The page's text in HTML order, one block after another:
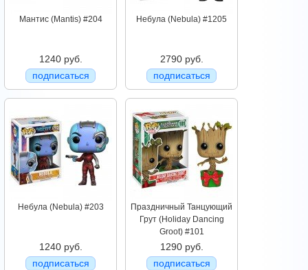
Мантис (Mantis) #204
1240 руб.
подписаться
Небула (Nebula) #1205
2790 руб.
подписаться
Небула (Nebula) #203
1240 руб.
подписаться
Праздничный Танцующий
Грут (Holiday Dancing
Groot) #101
1290 руб.
подписаться